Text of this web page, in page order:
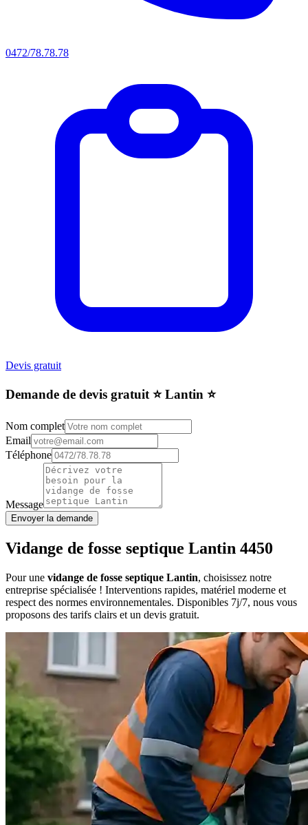
0472/78.78.78
Devis gratuit
Demande de devis gratuit ⭐️ Lantin ⭐️
Nom complet
Email
Téléphone
Message
Envoyer la demande
Vidange de fosse septique Lantin 4450
Pour une vidange de fosse septique Lantin, choisissez notre
entreprise spécialisée ! Interventions rapides, matériel moderne et
respect des normes environnementales. Disponibles 7j/7, nous vous
proposons des tarifs clairs et un devis gratuit.